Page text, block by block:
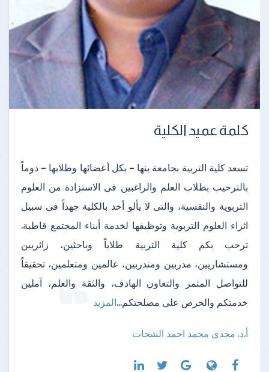
كلمة عميد الكلية
تسعد كلية التربية بجامعة بنها – بكل أعضائها وطلابها – دوماً
بالترحيب بطلاب العلم والراغبين فى الاستزادة من العلوم
التربوية والنفسية، والتى لا يألو أحد بالكلية جهداً فى سبيل
اثراء العلوم التربوية وتوظيفها لخدمة أبناء المجتمع قاطبة.
ترحب بكم كلية التربية طلاباً وباحثين، زائريين
ومستشاريين، مدربين ومتدربين، عالمين ومتعلمين، تحقيقاً
للتواصل المثمر والتعاون الهادف، والثقة والعلم، آملين
خدمتكم والحرص على مصلحتكم...المزيد
أ.د. مجدى محمد احمد الشحات